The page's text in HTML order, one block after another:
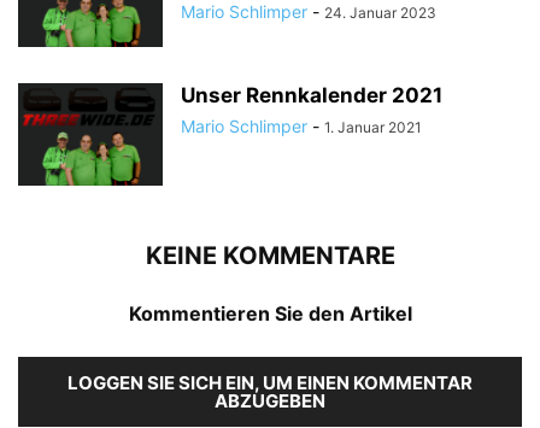
Mario Schlimper - 24. Januar 2023
Unser Rennkalender 2021
Mario Schlimper - 1. Januar 2021
KEINE KOMMENTARE
Kommentieren Sie den Artikel
LOGGEN SIE SICH EIN, UM EINEN KOMMENTAR
ABZUGEBEN